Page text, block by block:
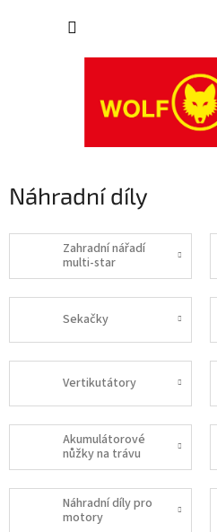
Náhradní díly
Zahradní nářadí
multi-star
Sekačky
Vertikutátory
Akumulátorové
nůžky na trávu
Náhradní díly pro
motory